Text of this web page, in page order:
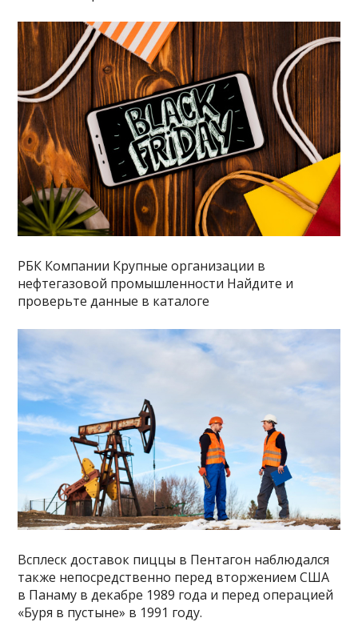
РБК Компании Крупные организации в
нефтегазовой промышленности Найдите и
проверьте данные в каталоге
Всплеск доставок пиццы в Пентагон наблюдался
также непосредственно перед вторжением США
в Панаму в декабре 1989 года и перед операцией
«Буря в пустыне» в 1991 году.